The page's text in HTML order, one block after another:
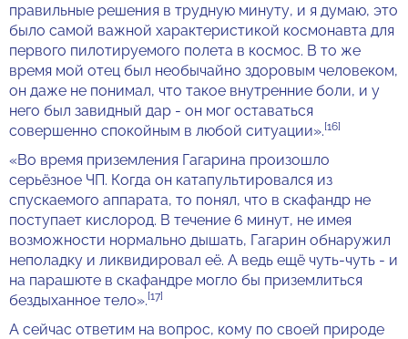
правильные решения в трудную минуту, и я думаю, это
было самой важной характеристикой космонавта для
первого пилотируемого полета в космос. В то же
время мой отец был необычайно здоровым человеком,
он даже не понимал, что такое внутренние боли, и у
него был завидный дар - он мог оставаться
совершенно спокойным в любой ситуации».[16]
«Во время приземления Гагарина произошло
серьёзное ЧП. Когда он катапультировался из
спускаемого аппарата, то понял, что в скафандр не
поступает кислород. В течение 6 минут, не имея
возможности нормально дышать, Гагарин обнаружил
неполадку и ликвидировал её. А ведь ещё чуть-чуть - и
на парашюте в скафандре могло бы приземлиться
бездыханное тело».[17]
А сейчас ответим на вопрос, кому по своей природе